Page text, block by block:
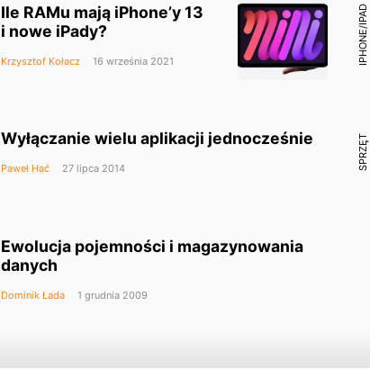
Ile RAMu mają iPhone’y 13
i nowe iPady?
Krzysztof Kołacz 16 września 2021 IPHONE/IPAD
Wyłączanie wielu aplikacji jednocześnie
Paweł Hać 27 lipca 2014 SPRZĘT
Ewolucja pojemności i magazynowania
danych
Dominik Łada 1 grudnia 2009